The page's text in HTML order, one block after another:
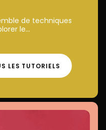
de techniques
le...
LES TUTORIELS